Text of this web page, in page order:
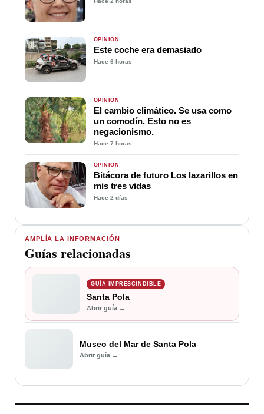
AMPLÍA LA INFORMACIÓN
Guías relacionadas
GUÍA IMPRESCINDIBLE
Santa Pola
Abrir guía →
Museo del Mar de Santa Pola
Abrir guía →
OPINIÓN
Este coche era demasiado
Hace 6 horas
OPINIÓN
El cambio climático. Se usa como
un comodín. Esto no es
negacionismo.
Hace 7 horas
OPINIÓN
Bitácora de futuro Los lazarillos en
mis tres vidas
Hace 2 días